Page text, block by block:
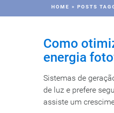
HOME » POSTS
Como
energia
Sistemas de
de luz e prefere
assiste um